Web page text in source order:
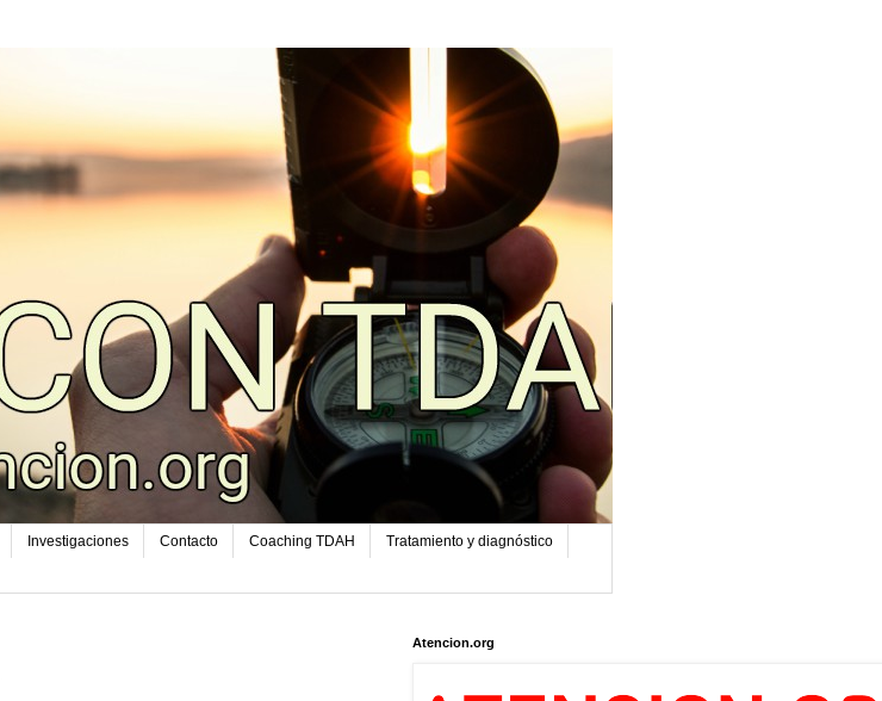
Investigaciones Contacto Coaching TDAH Tratamiento y diagnóstico
Atencion.org